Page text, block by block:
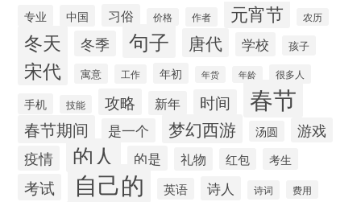
专业 中国 习俗 价格 作者 元宵节 农历
冬天 冬季 句子 唐代 学校 孩子
宋代 寓意 工作 年初 年货 年龄 很多人
手机 技能 攻略 新年 时间 春节
春节期间 是一个 梦幻西游 汤圆
游戏
疫情
的人 的是 礼物 红包 考生
考试 自己的 英语 诗人 诗词 费用